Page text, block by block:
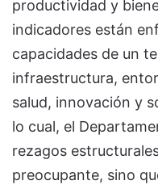
productividad y
indicadores están
capacidades de un
infraestructura,
salud, innovación y
lo cual, el
rezagos
preocupante, sino